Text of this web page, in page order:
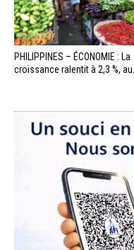
PHILIPPINES – ÉCONOMIE : La
croissance ralentit à 2,3 %, au...